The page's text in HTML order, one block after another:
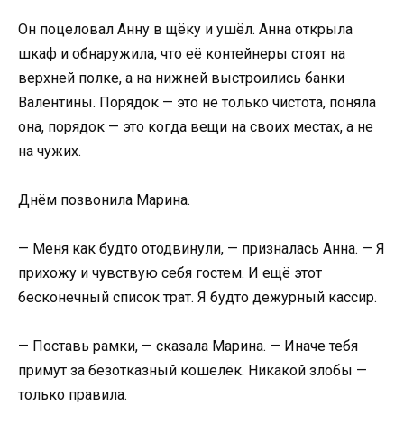
Он поцеловал Анну в щёку и ушёл. Анна открыла
шкаф и обнаружила, что её контейнеры стоят на
верхней полке, а на нижней выстроились банки
Валентины. Порядок — это не только чистота, поняла
она, порядок — это когда вещи на своих местах, а не
на чужих.
Днём позвонила Марина.
— Меня как будто отодвинули, — призналась Анна. — Я
прихожу и чувствую себя гостем. И ещё этот
бесконечный список трат. Я будто дежурный кассир.
— Поставь рамки, — сказала Марина. — Иначе тебя
примут за безотказный кошелёк. Никакой злобы —
только правила.